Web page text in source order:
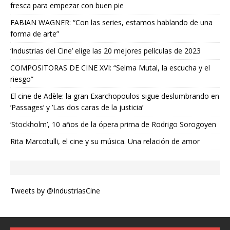
fresca para empezar con buen pie
FABIAN WAGNER: “Con las series, estamos hablando de una
forma de arte”
‘Industrias del Cine’ elige las 20 mejores películas de 2023
COMPOSITORAS DE CINE XVI: “Selma Mutal, la escucha y el
riesgo”
El cine de Adèle: la gran Exarchopoulos sigue deslumbrando en
’Passages’ y ’Las dos caras de la justicia’
‘Stockholm’, 10 años de la ópera prima de Rodrigo Sorogoyen
Rita Marcotulli, el cine y su música. Una relación de amor
Tweets by @IndustriasCine